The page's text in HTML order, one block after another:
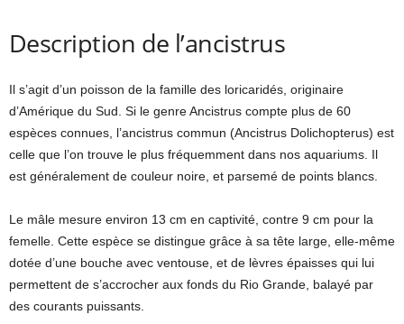
Description de l’ancistrus
Il s’agit d’un poisson de la famille des loricaridés, originaire
d’Amérique du Sud. Si le genre Ancistrus compte plus de 60
espèces connues, l’ancistrus commun (Ancistrus Dolichopterus) est
celle que l’on trouve le plus fréquemment dans nos aquariums. Il
est généralement de couleur noire, et parsemé de points blancs.
Le mâle mesure environ 13 cm en captivité, contre 9 cm pour la
femelle. Cette espèce se distingue grâce à sa tête large, elle-même
dotée d’une bouche avec ventouse, et de lèvres épaisses qui lui
permettent de s’accrocher aux fonds du Rio Grande, balayé par
des courants puissants.